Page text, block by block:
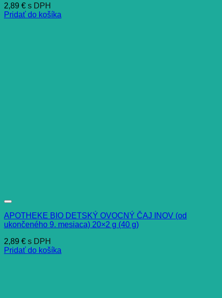
2,89 € s DPH
Pridať do košíka
APOTHEKE BIO DETSKÝ OVOCNÝ ČAJ INOV (od
ukončeného 9. mesiaca) 20×2 g (40 g)
2,89 € s DPH
Pridať do košíka